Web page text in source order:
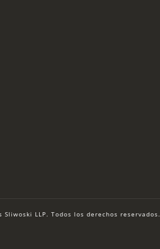
Sliwoski LLP. Todos los derechos reservados.